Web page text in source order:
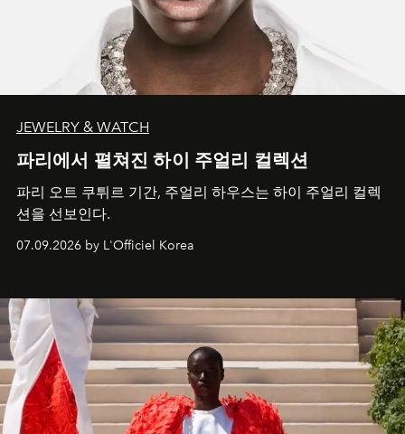
JEWELRY & WATCH
파리에서 펼쳐진 하이 주얼리 컬렉션
파리 오트 쿠튀르 기간, 주얼리 하우스는 하이 주얼리 컬렉
션을 선보인다.
07.09.2026 by L'Officiel Korea